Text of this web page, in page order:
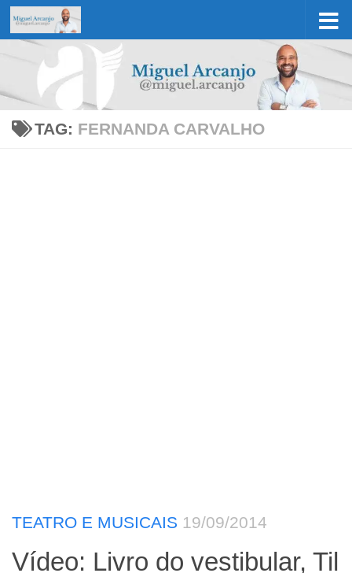
Skip to content
TAG: FERNANDA CARVALHO
TEATRO E MUSICAIS 19/09/2014
Vídeo: Livro do vestibular, Til